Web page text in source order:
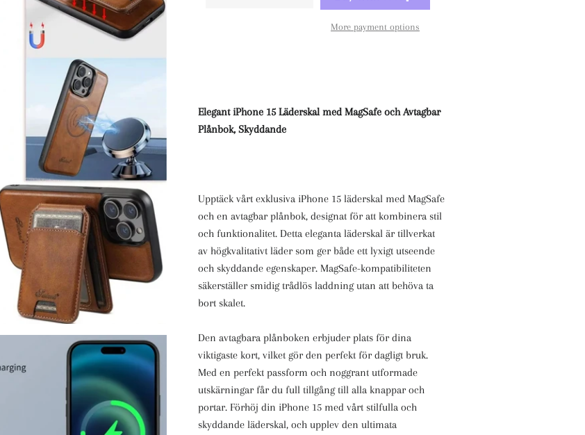
More payment options
Elegant iPhone 15 Läderskal med MagSafe och Avtagbar
Plånbok, Skyddande
Upptäck vårt exklusiva iPhone 15 läderskal med MagSafe
och en avtagbar plånbok, designat för att kombinera stil
och funktionalitet. Detta eleganta läderskal är tillverkat
av högkvalitativt läder som ger både ett lyxigt utseende
och skyddande egenskaper. MagSafe-kompatibiliteten
säkerställer smidig trådlös laddning utan att behöva ta
bort skalet.
Den avtagbara plånboken erbjuder plats för dina
viktigaste kort, vilket gör den perfekt för dagligt bruk.
Med en perfekt passform och noggrant utformade
utskärningar får du full tillgång till alla knappar och
portar. Förhöj din iPhone 15 med vårt stilfulla och
skyddande läderskal, och upplev den ultimata